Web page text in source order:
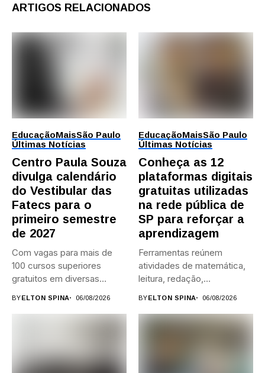
ARTIGOS RELACIONADOS
EducaçãoMaisSão Paulo
Últimas Notícias
Centro Paula Souza
divulga calendário
do Vestibular das
Fatecs para o
primeiro semestre
de 2027
Com vagas para mais de
100 cursos superiores
gratuitos em diversas
BYELTON SPINA 06/08/2026
EducaçãoMaisSão Paulo
Últimas Notícias
Conheça as 12
plataformas digitais
gratuitas utilizadas
na rede pública de
SP para reforçar a
aprendizagem
Ferramentas reúnem
atividades de matemática,
leitura, redação,
BYELTON SPINA 06/08/2026